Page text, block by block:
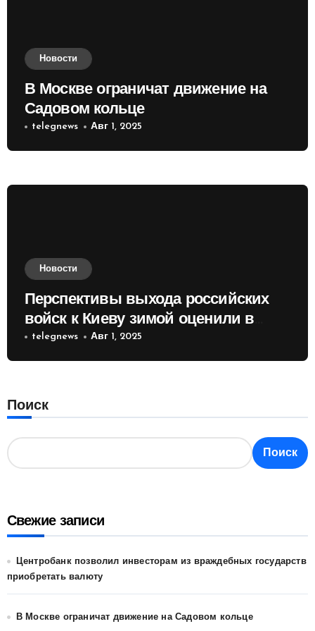
Новости
В Москве ограничат движение на
Садовом кольце
telegnews Авг 1, 2025
Новости
Перспективы выхода российских
войск к Киеву зимой оценили в
России
telegnews Авг 1, 2025
Поиск
Поиск
Свежие записи
Центробанк позволил инвесторам из враждебных государств
приобретать валюту
В Москве ограничат движение на Садовом кольце